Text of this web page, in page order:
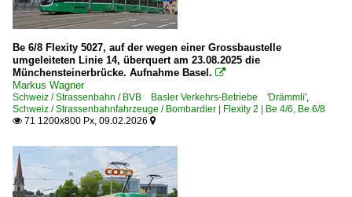
Be 6/8 Flexity 5027, auf der wegen einer Grossbaustelle
umgeleiteten Linie 14, überquert am 23.08.2025 die
Münchensteinerbrücke. Aufnahme Basel. 
Markus Wagner
Schweiz / Strassenbahn / BVB Basler Verkehrs-Betriebe 'Drämmli',
Schweiz / Strassenbahnfahrzeuge / Bombardier | Flexity 2 | Be 4/6, Be 6/8
 71 1200x800 Px, 09.02.2026 